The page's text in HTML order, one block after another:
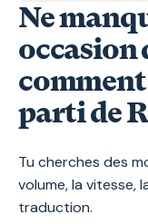
Ne
occasion
parti de
Tu cherches des
volume, la vitesse,
traduction.